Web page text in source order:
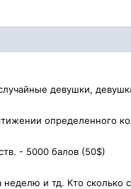
девушки,
определенного
- 5000 балов (50$)
и тд. Кто сколько